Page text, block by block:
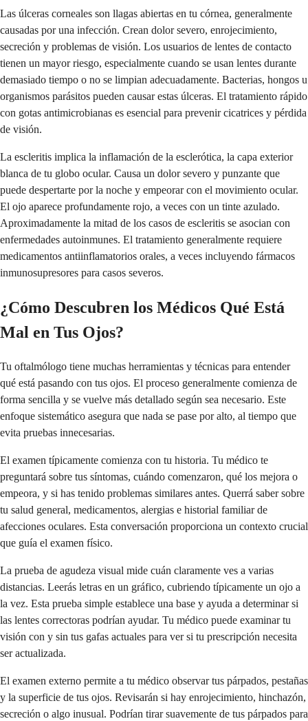
Las úlceras corneales son llagas abiertas en tu córnea, generalmente
causadas por una infección. Crean dolor severo, enrojecimiento,
secreción y problemas de visión. Los usuarios de lentes de contacto
tienen un mayor riesgo, especialmente cuando se usan lentes durante
demasiado tiempo o no se limpian adecuadamente. Bacterias, hongos u
organismos parásitos pueden causar estas úlceras. El tratamiento rápido
con gotas antimicrobianas es esencial para prevenir cicatrices y pérdida
de visión.
La escleritis implica la inflamación de la esclerótica, la capa exterior
blanca de tu globo ocular. Causa un dolor severo y punzante que
puede despertarte por la noche y empeorar con el movimiento ocular.
El ojo aparece profundamente rojo, a veces con un tinte azulado.
Aproximadamente la mitad de los casos de escleritis se asocian con
enfermedades autoinmunes. El tratamiento generalmente requiere
medicamentos antiinflamatorios orales, a veces incluyendo fármacos
inmunosupresores para casos severos.
¿Cómo Descubren los Médicos Qué Está
Mal en Tus Ojos?
Tu oftalmólogo tiene muchas herramientas y técnicas para entender
qué está pasando con tus ojos. El proceso generalmente comienza de
forma sencilla y se vuelve más detallado según sea necesario. Este
enfoque sistemático asegura que nada se pase por alto, al tiempo que
evita pruebas innecesarias.
El examen típicamente comienza con tu historia. Tu médico te
preguntará sobre tus síntomas, cuándo comenzaron, qué los mejora o
empeora, y si has tenido problemas similares antes. Querrá saber sobre
tu salud general, medicamentos, alergias e historial familiar de
afecciones oculares. Esta conversación proporciona un contexto crucial
que guía el examen físico.
La prueba de agudeza visual mide cuán claramente ves a varias
distancias. Leerás letras en un gráfico, cubriendo típicamente un ojo a
la vez. Esta prueba simple establece una base y ayuda a determinar si
las lentes correctoras podrían ayudar. Tu médico puede examinar tu
visión con y sin tus gafas actuales para ver si tu prescripción necesita
ser actualizada.
El examen externo permite a tu médico observar tus párpados, pestañas
y la superficie de tus ojos. Revisarán si hay enrojecimiento, hinchazón,
secreción o algo inusual. Podrían tirar suavemente de tus párpados para